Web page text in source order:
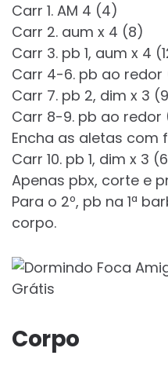
Carr 1. AM 4 (4)
Carr 2. aum x 4 (8)
Carr 3. pb 1, aum x 4
Carr 4-6. pb ao redor
Carr 7. pb 2, dim x 3
Carr 8-9. pb ao redor
Encha as aletas com
Carr 10. pb 1, dim x 3
Apenas pbx, corte e
Para o 2º, pb na 1ª
corpo.
Corpo